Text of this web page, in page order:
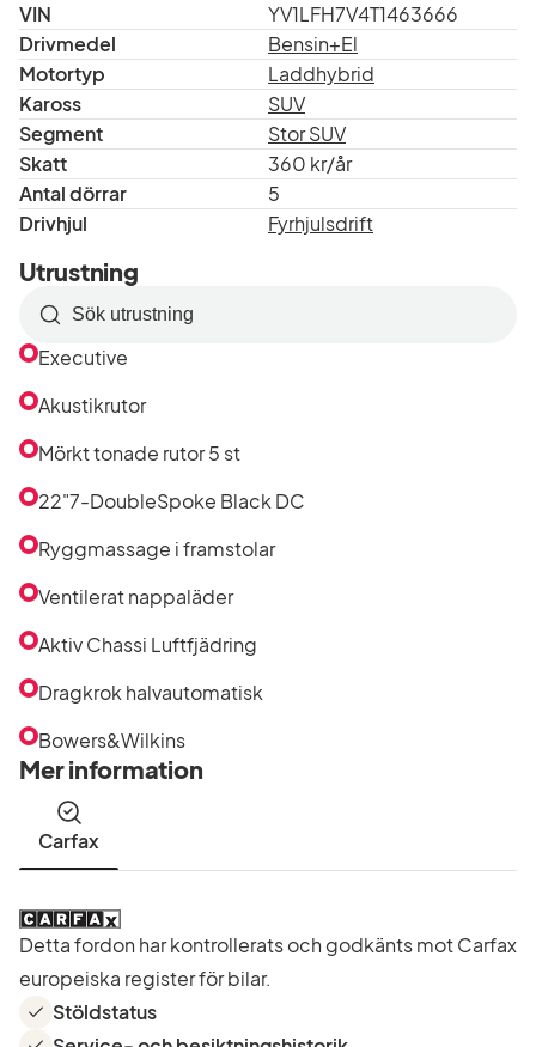
VIN
YV1LFH7V4T1463666
Drivmedel
Bensin+El
Motortyp
Laddhybrid
Kaross
SUV
Segment
Stor SUV
Skatt
360 kr/år
Antal dörrar
5
Drivhjul
Fyrhjulsdrift
Utrustning
Sök
efter
i
Executive
Akustikrutor
Mörkt tonade rutor 5 st
22"7-DoubleSpoke Black DC
Ryggmassage i framstolar
Ventilerat nappaläder
Aktiv Chassi Luftfjädring
Dragkrok halvautomatisk
Bowers&Wilkins
Mer information
Carfax
Detta fordon har kontrollerats och godkänts mot Carfax
europeiska register för bilar.
Stöldstatus